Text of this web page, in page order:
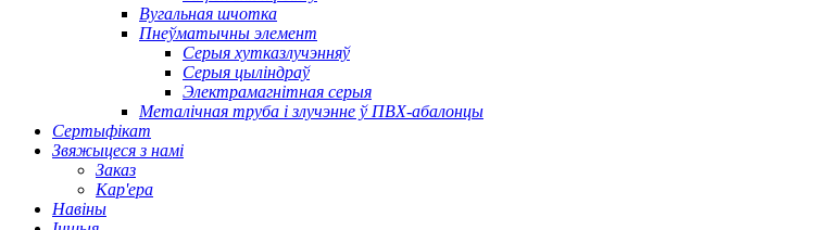
Вугальная шчотка
Пнеўматычны элемент
Серыя хутказлучэнняў
Серыя цыліндраў
Электрамагнітная серыя
Металічная труба і злучэнне ў ПВХ-абалонцы
Сертыфікат
Звяжыцеся з намі
Заказ
Кар'ера
Навіны